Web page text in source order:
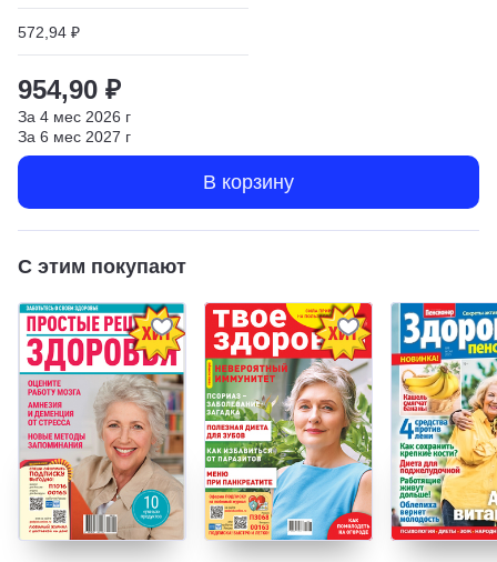
572,94 ₽
954,90 ₽
За 4 мес 2026 г
За 6 мес 2027 г
В корзину
С этим покупают